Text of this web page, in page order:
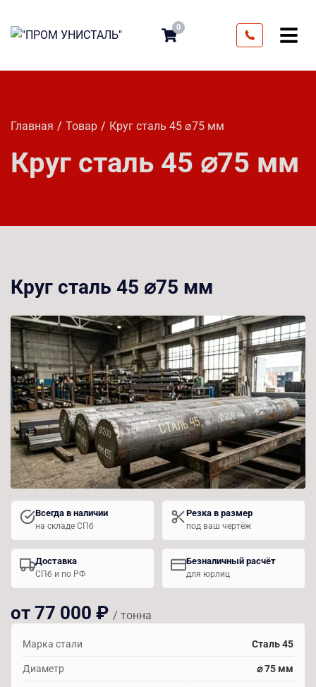
0
Главная Товар Круг сталь 45 ⌀75 мм
Круг сталь 45 ⌀75 мм
Круг сталь 45 ⌀75 мм
Всегда в наличии
на складе СПб
Резка в размер
под ваш чертёж
Доставка
СПб и по РФ
Безналичный расчёт
для юрлиц
от 77 000 ₽ / тонна
Марка стали Сталь 45
Диаметр ⌀ 75 мм